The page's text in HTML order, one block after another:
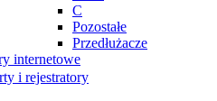
C
Pozostałe
Przedłużacze
internetowe
i rejestratory